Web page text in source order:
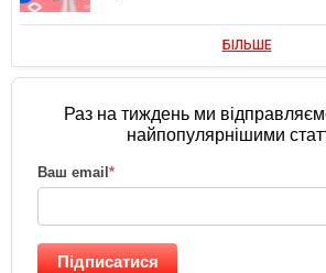
БІЛЬШЕ
Раз на тиждень ми
найпопулярнішими
Ваш email *
Підписатися